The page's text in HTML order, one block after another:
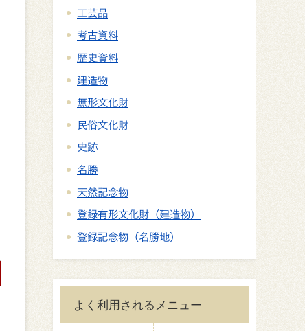
工芸品
考古資料
歴史資料
建造物
無形文化財
民俗文化財
史跡
名勝
天然記念物
登録有形文化財（建造物）
登録記念物（名勝地）
よく利用されるメニュー